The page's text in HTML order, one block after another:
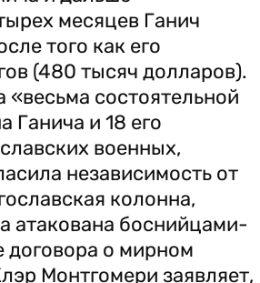
месяцев Ганич
того как его
(480 тысяч долларов).
состоятельной
Ганича и 18 его
военных,
независимость от
колонна,
атакована боснийцами-
договора о мирном
Монтгомери заявляет,